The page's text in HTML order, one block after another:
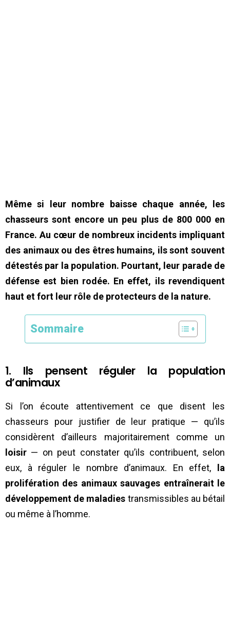
Même si leur nombre baisse chaque année, les
chasseurs sont encore un peu plus de 800 000 en
France. Au cœur de nombreux incidents impliquant
des animaux ou des êtres humains, ils sont souvent
détestés par la population. Pourtant, leur parade de
défense est bien rodée. En effet, ils revendiquent
haut et fort leur rôle de protecteurs de la nature.
Sommaire
1. Ils pensent réguler la population
d’animaux
Si l’on écoute attentivement ce que disent les
chasseurs pour justifier de leur pratique — qu’ils
considèrent d’ailleurs majoritairement comme un
loisir — on peut constater qu’ils contribuent, selon
eux, à réguler le nombre d’animaux. En effet, la
prolifération des animaux sauvages entraînerait le
développement de maladies transmissibles au bétail
ou même à l’homme.